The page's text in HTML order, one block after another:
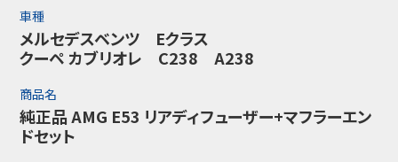
車種
メルセデスベンツ Eクラス
クーペ カブリオレ C238 A238
商品名
純正品 AMG E53 リアディフューザー+マフラーエン
ドセット